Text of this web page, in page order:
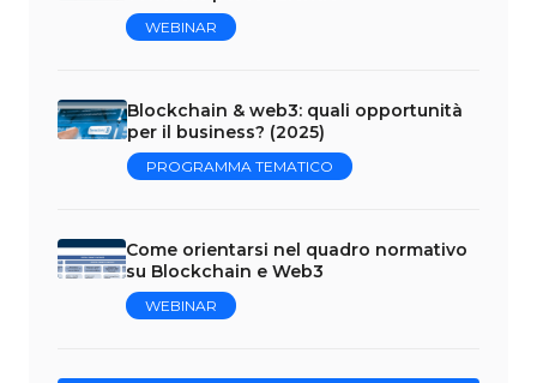
WEBINAR
Blockchain & web3: quali opportunità
per il business? (2025)
PROGRAMMA TEMATICO
Come orientarsi nel quadro normativo
su Blockchain e Web3
WEBINAR